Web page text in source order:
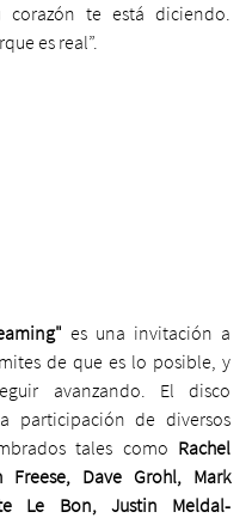
te está diciendo.
es real”.
es una invitación a
de que es lo posible, y
avanzando. El disco
participación de diversos
tales como Rachel
Freese, Dave Grohl, Mark
Le Bon, Justin Meldal-